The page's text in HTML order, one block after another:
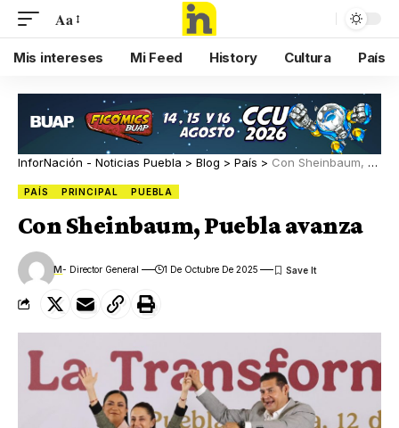
Aa
Mis intereses Mi Feed History Cultura País
InforNación - Noticias Puebla > Blog > País > Con Sheinbaum, Puebla avanza
PAÍS PRINCIPAL PUEBLA
Con Sheinbaum, Puebla avanza
M- Director General 1 De Octubre De 2025